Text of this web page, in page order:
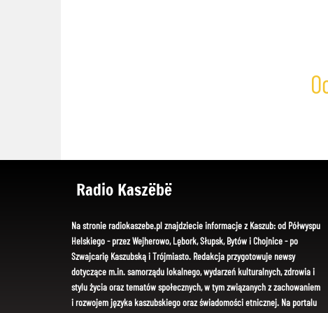
Radio Kaszëbë
Na stronie radiokaszebe.pl znajdziecie informacje z Kaszub: od Półwyspu
Helskiego - przez Wejherowo, Lębork, Słupsk, Bytów i Chojnice - po
Szwajcarię Kaszubską i Trójmiasto. Redakcja przygotowuje newsy
dotyczące m.in. samorządu lokalnego, wydarzeń kulturalnych, zdrowia i
stylu życia oraz tematów społecznych, w tym związanych z zachowaniem
i rozwojem języka kaszubskiego oraz świadomości etnicznej. Na portalu